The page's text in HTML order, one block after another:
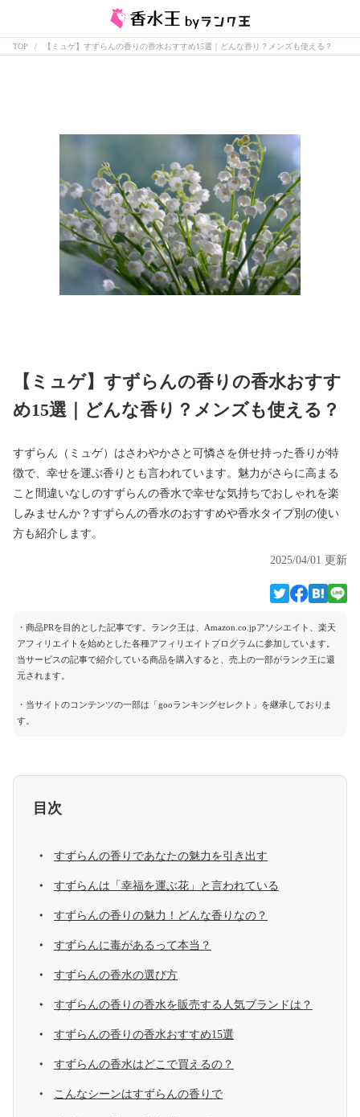
TOP 【ミュゲ】すずらんの香りの香水おすすめ15選｜どんな香り？メンズも使える？
【ミュゲ】すずらんの香りの香水おすす
め15選｜どんな香り？メンズも使える？
すずらん（ミュゲ）はさわやかさと可憐さを併せ持った香りが特
徴で、幸せを運ぶ香りとも言われています。魅力がさらに高まる
こと間違いなしのすずらんの香水で幸せな気持ちでおしゃれを楽
しみませんか？すずらんの香水のおすすめや香水タイプ別の使い
方も紹介します。
2025/04/01 更新
・商品PRを目的とした記事です。ランク王は、Amazon.co.jpアソシエイト、楽天
アフィリエイトを始めとした各種アフィリエイトプログラムに参加しています。
当サービスの記事で紹介している商品を購入すると、売上の一部がランク王に還
元されます。
・当サイトのコンテンツの一部は「gooランキングセレクト」を継承しておりま
す。
目次
すずらんの香りであなたの魅力を引き出す
すずらんは「幸福を運ぶ花」と言われている
すずらんの香りの魅力！どんな香りなの？
すずらんに毒があるって本当？
すずらんの香水の選び方
すずらんの香りの香水を販売する人気ブランドは？
すずらんの香りの香水おすすめ15選
すずらんの香水はどこで買えるの？
こんなシーンはすずらんの香りで